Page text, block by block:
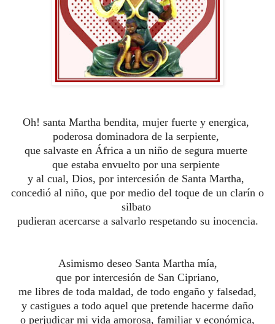
Oh! santa Martha bendita, mujer fuerte y energica,
poderosa dominadora de la serpiente,
que salvaste en África a un niño de segura muerte
que estaba envuelto por una serpiente
y al cual, Dios, por intercesión de Santa Martha,
concedió al niño, que por medio del toque de un clarín o
silbato
pudieran acercarse a salvarlo respetando su inocencia.
Asimismo deseo Santa Martha mía,
que por intercesión de San Cipriano,
me libres de toda maldad, de todo engaño y falsedad,
y castigues a todo aquel que pretende hacerme daño
o perjudicar mi vida amorosa, familiar y económica,